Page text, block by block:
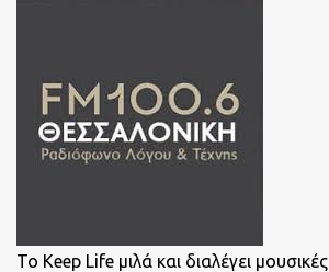
To Keep Life μιλά και διαλέγει μουσικές